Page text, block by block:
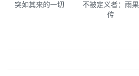
突如其来的一切
不被定义者：雨果
传